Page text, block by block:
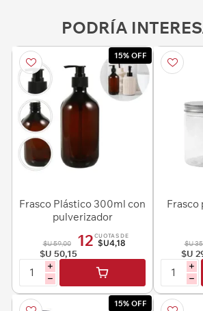
PODRÍA
15% OFF
Frasco Plástico 300ml con
pulverizador
$U 59,00
$U 50,15
12 CUOTAS DE
$U4,18
i
h
Frasco
$U
$U
i
h
15% OFF